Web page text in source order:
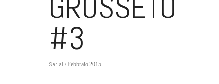
#3
Serial / Febbraio 2015